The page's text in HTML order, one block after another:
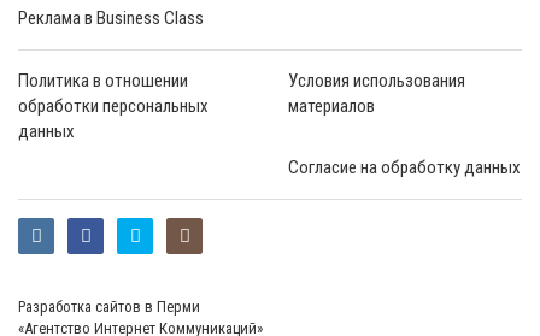
Реклама в Business Class
Политика в отношении
обработки персональных
данных
Условия использования
материалов
Согласие на обработку данных
Разработка сайтов в Перми
«Агентство Интернет Коммуникаций»